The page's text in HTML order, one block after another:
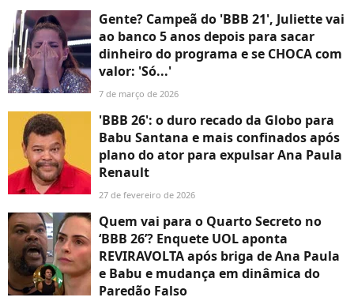
Gente? Campeã do 'BBB 21', Juliette vai
ao banco 5 anos depois para sacar
dinheiro do programa e se CHOCA com
valor: 'Só...'
7 de março de 2026
'BBB 26': o duro recado da Globo para
Babu Santana e mais confinados após
plano do ator para expulsar Ana Paula
Renault
27 de fevereiro de 2026
Quem vai para o Quarto Secreto no
‘BBB 26’? Enquete UOL aponta
REVIRAVOLTA após briga de Ana Paula
e Babu e mudança em dinâmica do
Paredão Falso